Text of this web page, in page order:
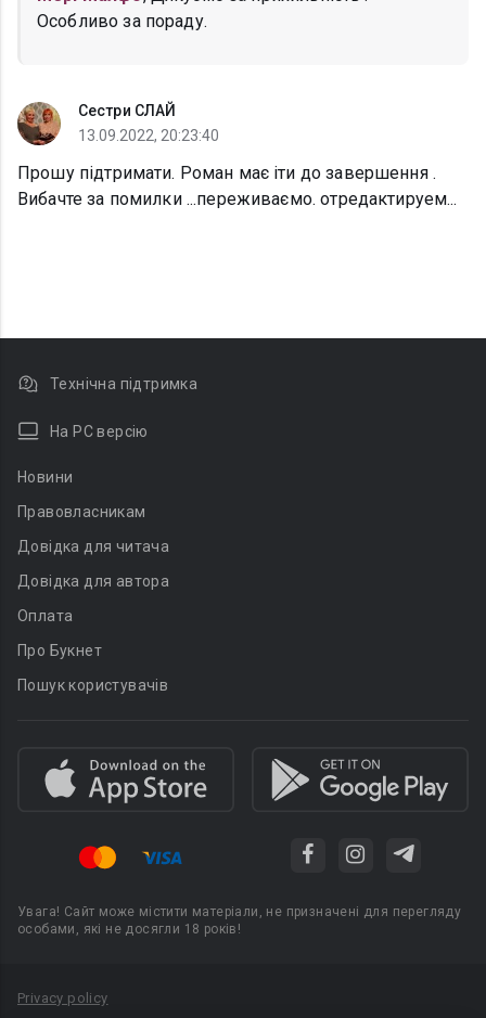
Особливо за пораду.
Сестри СЛАЙ
13.09.2022, 20:23:40
Прошу підтримати. Роман має іти до завершення .
Вибачте за помилки ...переживаємо. отредактируем...
Технічна підтримка
На PC версію
Новини
Правовласникам
Довідка для читача
Довідка для автора
Оплата
Про Букнет
Пошук користувачів
Увага! Сайт може містити матеріали, не призначені для перегляду
особами, які не досягли 18 років!
Privacy policy